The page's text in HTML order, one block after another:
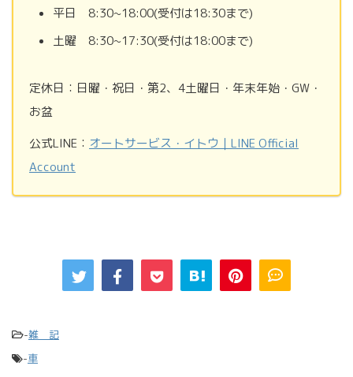
平日 8:30~18:00(受付は18:30まで)
土曜 8:30~17:30(受付は18:00まで)
定休日：日曜・祝日・第2、4土曜日・年末年始・GW・
お盆
公式LINE： オートサービス・イトウ｜LINE Official
Account
-雑 記
-車